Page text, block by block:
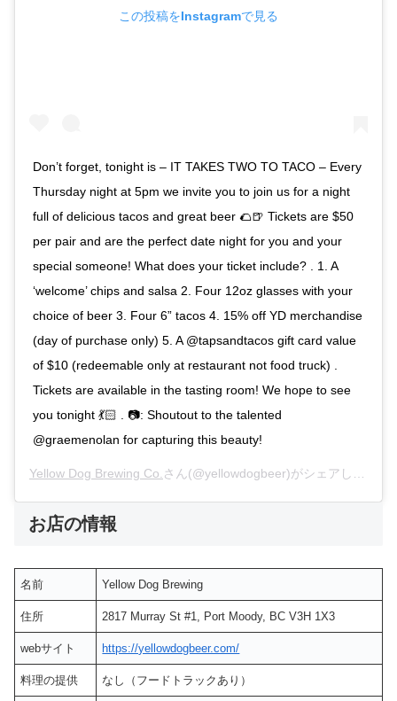
この投稿をInstagramで見る
Don’t forget, tonight is – IT TAKES TWO TO TACO – Every
Thursday night at 5pm we invite you to join us for a night
full of delicious tacos and great beer 🌮🍺 Tickets are $50
per pair and are the perfect date night for you and your
special someone! What does your ticket include? . 1. A
‘welcome’ chips and salsa 2. Four 12oz glasses with your
choice of beer 3. Four 6” tacos 4. 15% off YD merchandise
(day of purchase only) 5. A @tapsandtacos gift card value
of $10 (redeemable only at restaurant not food truck) .
Tickets are available in the tasting room! We hope to see
you tonight 💃🏻 . 📷: Shoutout to the talented
@graemenolan for capturing this beauty!
Yellow Dog Brewing Co. さん(@yellowdogbeer)がシェアした投稿 –
お店の情報
名前 Yellow Dog Brewing
住所 2817 Murray St #1, Port Moody, BC V3H 1X3
webサイト https://yellowdogbeer.com/
料理の提供 なし（フードトラックあり）